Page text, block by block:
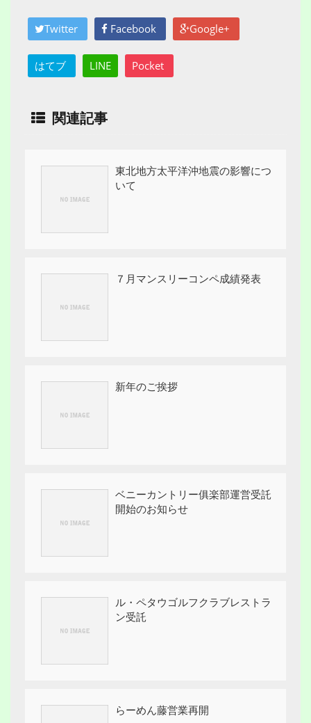
Twitter Facebook Google+
はてブ LINE Pocket
関連記事
東北地方太平洋沖地震の影響につ
いて
７月マンスリーコンペ成績発表
新年のご挨拶
ベニーカントリー俱楽部運営受託
開始のお知らせ
ル・ペタウゴルフクラブレストラ
ン受託
らーめん藤営業再開